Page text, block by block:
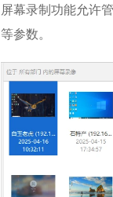
屏幕录制功能允许
等参数。